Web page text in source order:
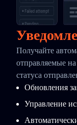
Получайте
отправляемые
статуса
Обновления
Управление